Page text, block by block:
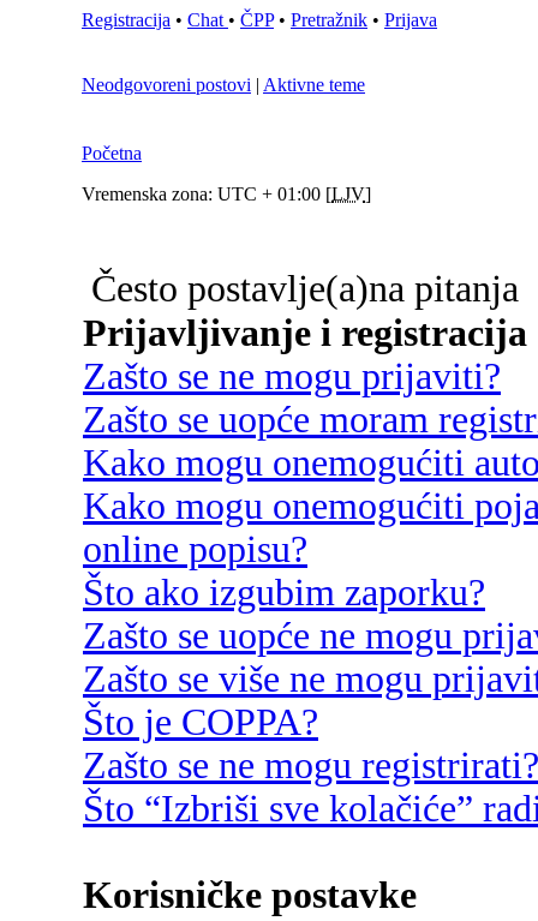
Registracija • Chat • ČPP• Pretražnik • Prijava
Neodgovoreni postovi | Aktivne teme
Početna
Vremenska zona: UTC + 01:00 [LJV]
Često postavlje(a)na pitanja
Prijavljivanje i registracija
Zašto se ne mogu prijaviti?
Zašto se uopće moram
Kako mogu onemogućiti
Kako mogu onemogućiti
online popisu?
Što ako izgubim zaporku?
Zašto se uopće ne mogu
Zašto se više ne mogu
Što je COPPA?
Zašto se ne mogu registrirati?
Što “Izbriši sve kolačiće”
Korisničke postavke